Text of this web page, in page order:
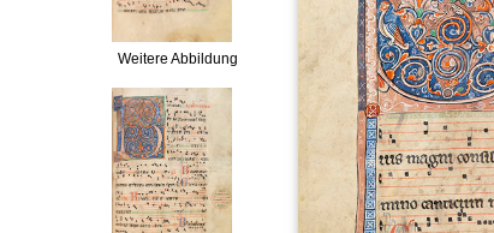
Weitere Abbildung